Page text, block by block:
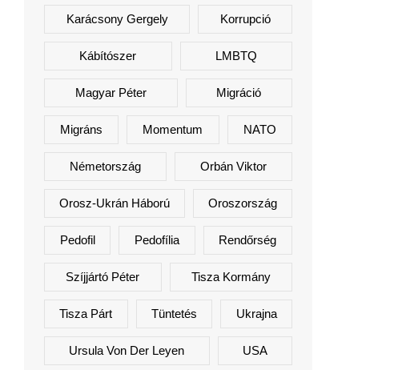
Karácsony Gergely Korrupció
Kábítószer LMBTQ
Magyar Péter Migráció
Migráns Momentum NATO
Németország Orbán Viktor
Orosz-Ukrán Háború Oroszország
Pedofil Pedofília Rendőrség
Szíjjártó Péter Tisza Kormány
Tisza Párt Tüntetés Ukrajna
Ursula Von Der Leyen USA